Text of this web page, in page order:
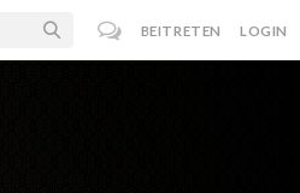
BEITRETEN LOGIN